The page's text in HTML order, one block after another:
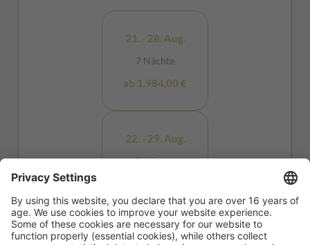
21. - 28. Aug.
7 Nächte
ab 1.984,00 €
22. - 29. Aug.
7 Nächte
21. - 29. Aug.